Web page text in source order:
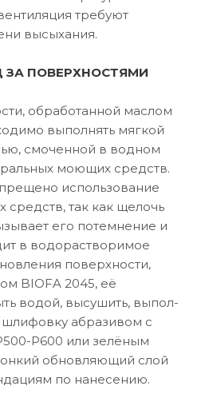
требуют
высыхания.
ЗА ПОВЕРХНОСТЯМИ
обработанной маслом
выполнять мягкой
смоченной в водном
моющих средств.
использование
так как щелочь
его потемнение и
в водорастворимое
поверхности,
BIOFA 2045, её
водой, высушить, выпол-
абразивом с
Р600 или зелёным
обновляющий слой
по нанесению.